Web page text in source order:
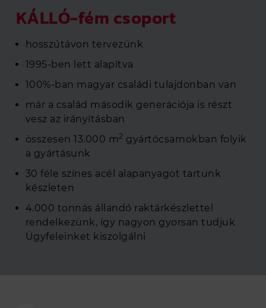
KÁLLÓ-fém csoport
hosszútávon tervezünk
1995-ben lett alapítva
100%-ban magyar családi tulajdonban van
már a család második generációja is részt
vesz az irányításban
összesen 13.000 m2 gyártócsarnokban folyik
a gyártásunk
30 féle színes acél alapanyagot tartunk
készleten
4.000 tonnás állandó raktárkészlettel
rendelkezünk, így nagyon gyorsan tudjuk
Ügyfeleinket kiszolgálni